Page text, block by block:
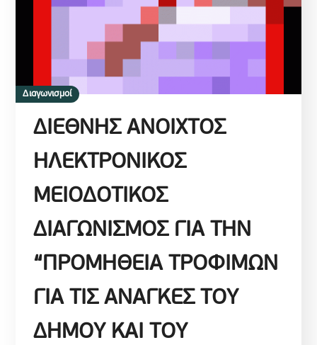
Διαγωνισμοί
ΔΙΕΘΝΗΣ ΑΝΟΙΧΤΟΣ
ΗΛΕΚΤΡΟΝΙΚΟΣ
ΜΕΙΟΔΟΤΙΚΟΣ
ΔΙΑΓΩΝΙΣΜΟΣ ΓΙΑ ΤΗΝ
“ΠΡΟΜΗΘΕΙΑ ΤΡΟΦΙΜΩΝ
ΓΙΑ ΤΙΣ ΑΝΑΓΚΕΣ ΤΟΥ
ΔΗΜΟΥ ΚΑΙ ΤΟΥ